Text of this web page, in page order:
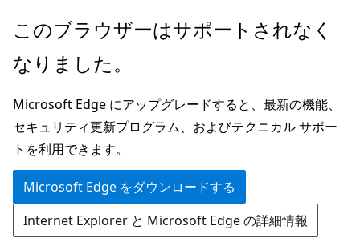
メ
ン
ン
テ
ン
ツ
に
ス
このブラウザーはサポートされなく
なりました。
Microsoft Edge にアップグレードすると、最新の機能、
セキュリティ更新プログラム、およびテクニカル サポー
トを利用できます。
Microsoft Edge をダウンロードする
Internet Explorer と Microsoft Edge の詳細情報